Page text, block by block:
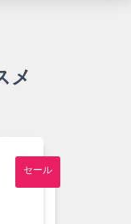
メ
セール